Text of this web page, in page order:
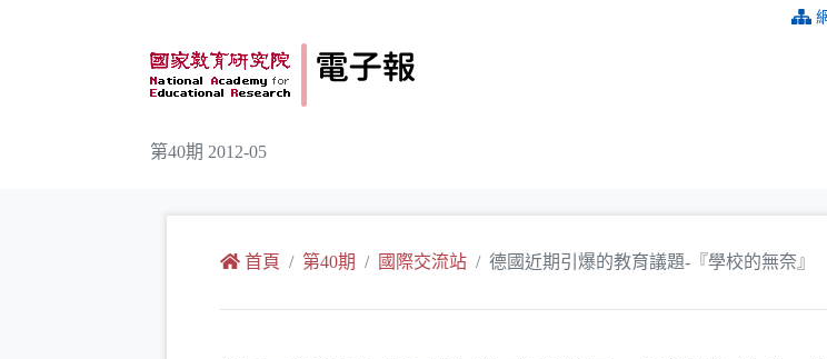
第40期 2012-05
首頁 第40期 國際交流站 德國近期引爆的教育議題-『學校的無奈』